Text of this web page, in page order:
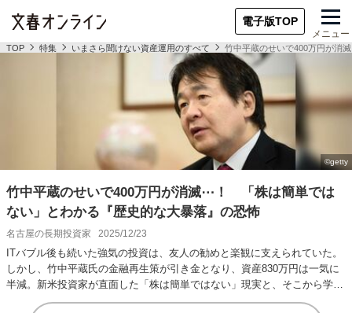
電子版TOP
メニュー
TOP 特集 いまさら聞けない資産運用のすべて 竹中平蔵のせいで400万円が消
竹中平蔵のせいで400万円が消滅⋯！ 「株は簡単では
ない」とわかる『歴史的な大暴落』の恐怖
名古屋の長期投資家 2025/12/23
ITバブル後も続いた強気の投資は、友人の勧めと楽観に支えられていた。
しかし、竹中平蔵氏の金融再生策が引き金となり、資産830万円は一気に
半減。新米投資家が直面した「株は簡単ではない」現実と、そこから学ん
だ転機とは？…